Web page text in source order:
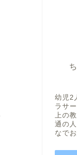
幼児2
ラサ
上の
通の
なで